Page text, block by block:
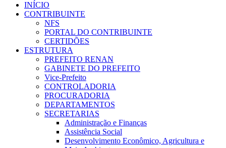
INÍCIO
CONTRIBUINTE
NFS
PORTAL DO CONTRIBUINTE
CERTIDÕES
ESTRUTURA
PREFEITO RENAN
GABINETE DO PREFEITO
Vice-Prefeito
CONTROLADORIA
PROCURADORIA
DEPARTAMENTOS
SECRETARIAS
Administração e Finanças
Assistência Social
Desenvolvimento Econômico, Agricultura e